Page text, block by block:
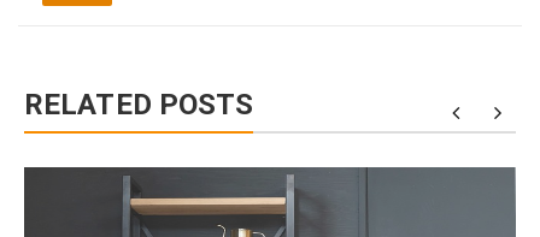
RELATED POSTS